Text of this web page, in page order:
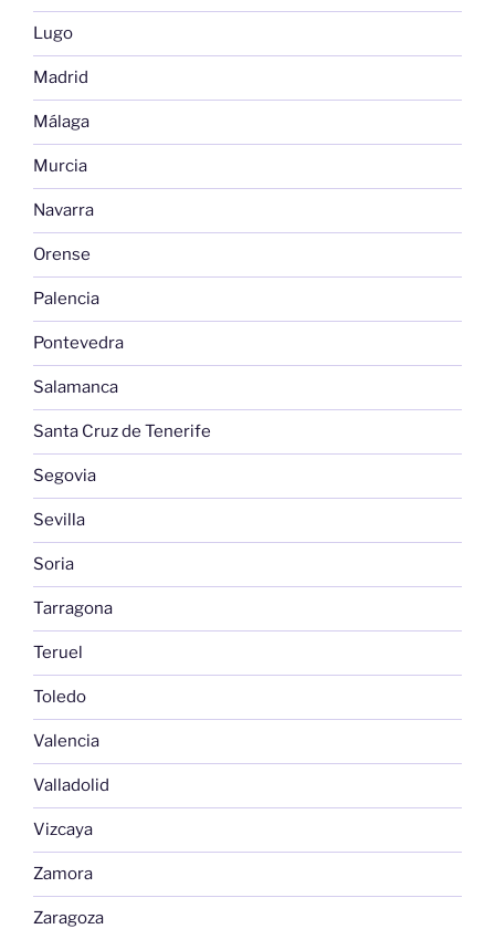
Lugo
Madrid
Málaga
Murcia
Navarra
Orense
Palencia
Pontevedra
Salamanca
Santa Cruz de Tenerife
Segovia
Sevilla
Soria
Tarragona
Teruel
Toledo
Valencia
Valladolid
Vizcaya
Zamora
Zaragoza